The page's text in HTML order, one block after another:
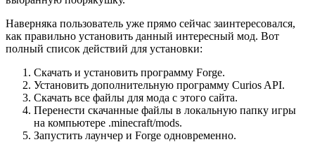
Наверняка пользователь уже прямо сейчас заинтересовался,
как правильно установить данный интересный мод. Вот
полный список действий для установки:
Скачать и установить программу Forge.
Установить дополнительную программу Curios API.
Скачать все файлы для мода с этого сайта.
Перенести скачанные файлы в локальную папку игры
на компьютере .minecraft/mods.
Запустить лаунчер и Forge одновременно.